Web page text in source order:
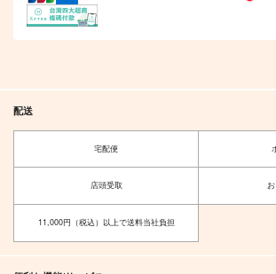
配送
宅配便
店頭受取
11,000円（税込）以上で送料当社負担